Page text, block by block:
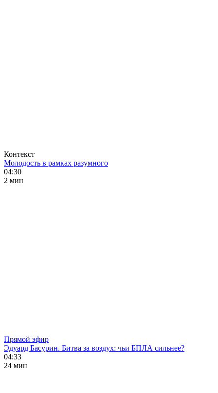
Контекст
Молодость в рамках разумного
04:30
2 мин
Прямой эфир
Эдуард Басурин. Битва за воздух: чьи БПЛА сильнее?
04:33
24 мин